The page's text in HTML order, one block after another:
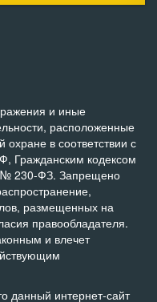
и иные
расположенные
в соответствии с
Гражданским кодексом
№ 230-ФЗ. Запрещено
размещенных на
правообладателя.
и влечет
данный интернет-сайт